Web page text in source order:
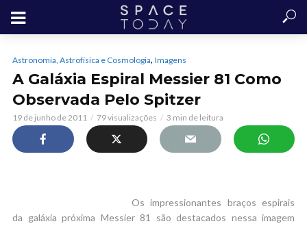
Astronomia, Astrofísica e Cosmologia, Imagens
A Galáxia Espiral Messier 81 Como
Observada Pelo Spitzer
19 de junho de 2011 79 visualizações 3 min de leitura
Os impressionantes braços espirais
da galáxia próxima Messier 81 são destacados nessa imagem